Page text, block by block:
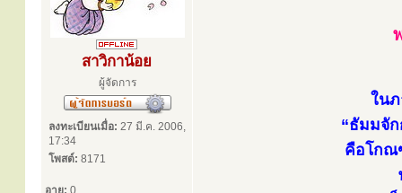
สาวิกาน้อย
ผู้จัดการ
ลงทะเบียนเมื่อ: 27 มี.ค. 2006,
17:34
โพสต์: 8171
อายุ: 0
ใน
“ธัมมจั
คือโกณ